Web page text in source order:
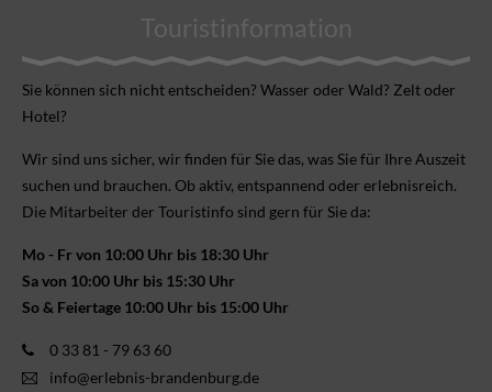
Touristinformation
Sie können sich nicht ent­scheiden? Wasser oder Wald? Zelt oder
Hotel?
Wir sind uns sicher, wir finden für Sie das, was Sie für Ihre Aus­zeit
suchen und brauchen. Ob aktiv, ent­spannend oder erlebnis­reich.
Die Mitarbeiter der Touristinfo sind gern für Sie da:
Mo - Fr von 10:00 Uhr bis 18:30 Uhr
Sa von 10:00 Uhr bis 15:30 Uhr
So & Feiertage 10:00 Uhr bis 15:00 Uhr
0 33 81 - 79 63 60
info@erlebnis-brandenburg.de